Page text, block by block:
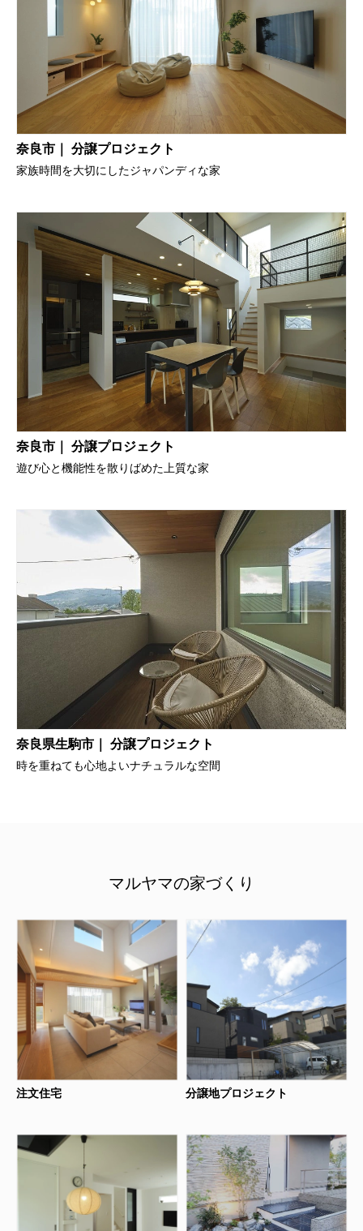
奈良市｜ 分譲プロジェクト
家族時間を大切にしたジャパンディな家
奈良市｜ 分譲プロジェクト
遊び心と機能性を散りばめた上質な家
奈良県生駒市｜ 分譲プロジェクト
時を重ねても心地よいナチュラルな空間
マルヤマの家づくり
注文住宅 分譲地プロジェクト